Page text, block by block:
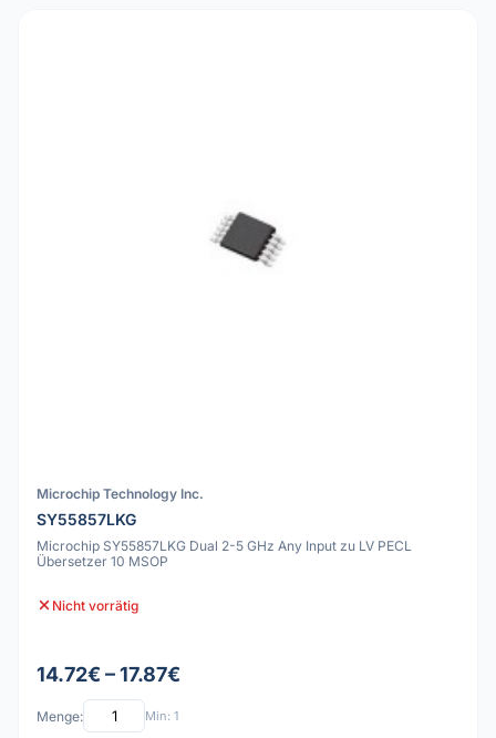
Microchip Technology Inc.
SY55857LKG
Microchip SY55857LKG Dual 2-5 GHz Any Input zu LV PECL
Übersetzer 10 MSOP
Nicht vorrätig
14.72€ – 17.87€
Menge: Min: 1